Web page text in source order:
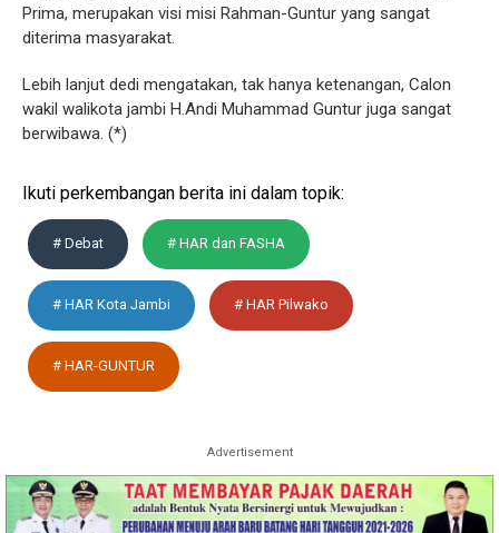
Prima, merupakan visi misi Rahman-Guntur yang sangat
diterima masyarakat.
Lebih lanjut dedi mengatakan, tak hanya ketenangan, Calon
wakil walikota jambi H.Andi Muhammad Guntur juga sangat
berwibawa. (*)
Ikuti perkembangan berita ini dalam topik:
# Debat # HAR dan FASHA
# HAR Kota Jambi # HAR Pilwako
# HAR-GUNTUR
Advertisement